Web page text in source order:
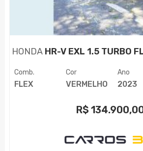
HONDA HR-V EXL 1.5 TURBO
Comb.
FLEX
Cor
VERMELHO
Ano
2023
R$